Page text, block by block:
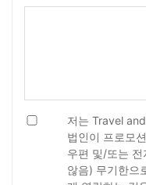
저는 Travel
법인이 프로모
우편 및/또는
않음) 무기한으